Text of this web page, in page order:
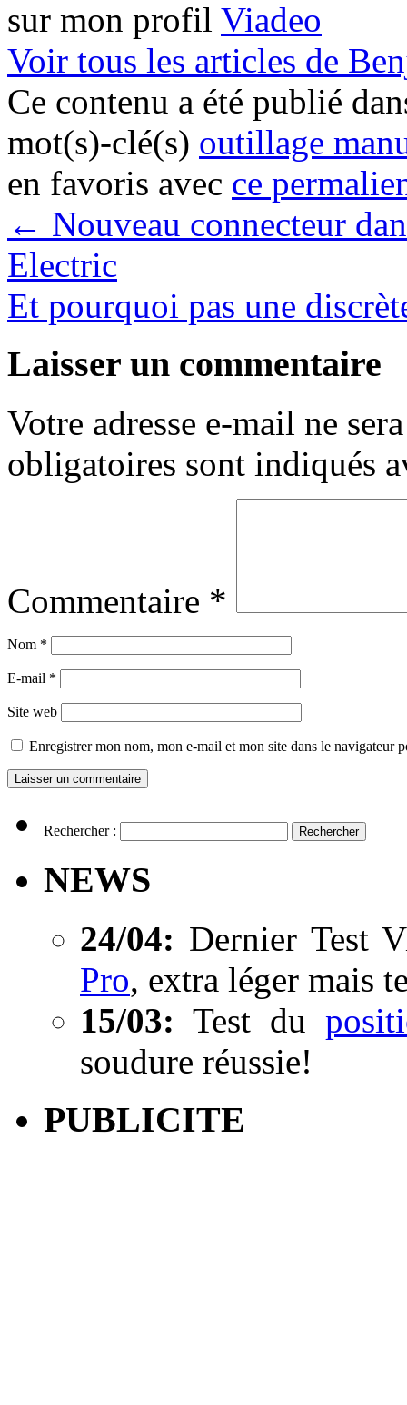
sur mon profil Viadeo
Voir tous les articles de
Ce contenu a été publié
mot(s)-clé(s) outillage
en favoris avec ce
← Nouveau connecteur
Electric
Et pourquoi pas une
Laisser un commentaire
Votre adresse e-mail ne
obligatoires sont indiqués
Commentaire *
Nom *
E-mail *
Site web
Enregistrer mon nom, mon e-mail et mon site dans le navigateur
Rechercher :
NEWS
24/04: Dernier Test
Pro, extra léger mais
15/03: Test du
soudure réussie!
PUBLICITE